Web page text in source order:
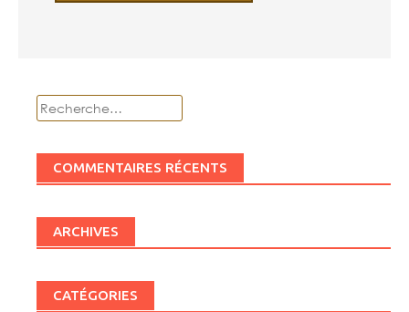
Rechercher :
COMMENTAIRES RÉCENTS
ARCHIVES
CATÉGORIES